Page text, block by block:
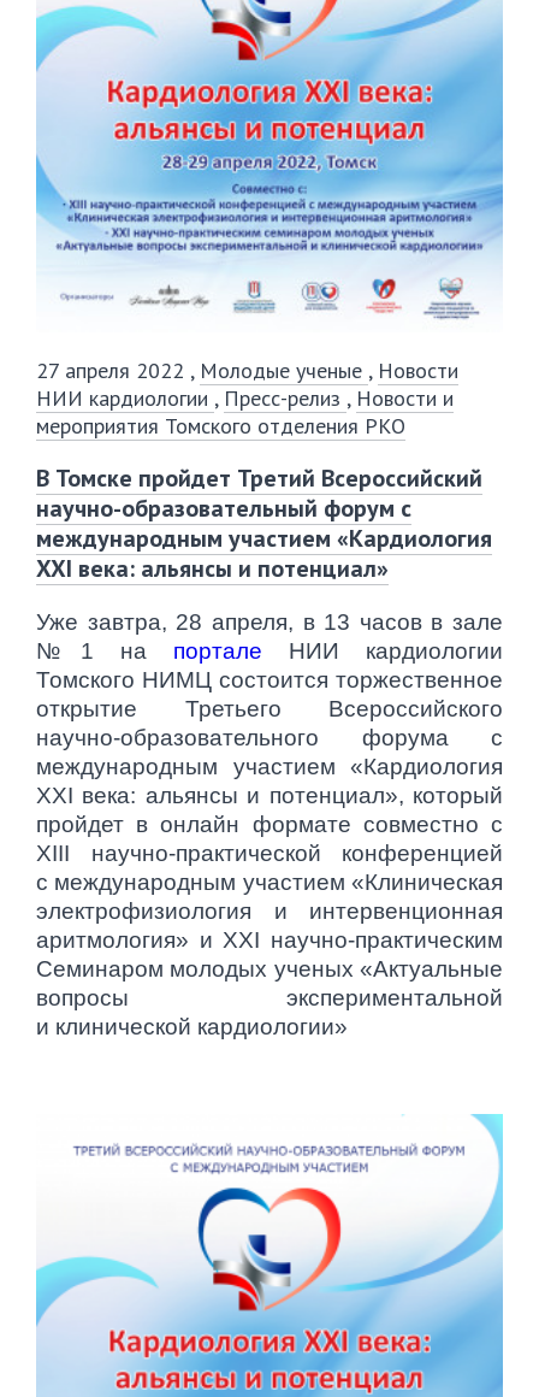
27 апреля 2022 , Молодые ученые , Новости
НИИ кардиологии , Пресс-релиз , Новости и
мероприятия Томского отделения РКО
В Томске пройдет Третий Всероссийский
научно-образовательный форум с
международным участием «Кардиология
XXI века: альянсы и потенциал»
Уже завтра, 28 апреля, в 13 часов в зале
№1 на портале НИИ кардиологии
Томского НИМЦ состоится торжественное
открытие Третьего Всероссийского
научно-образовательного форума с
международным участием «Кардиология
XXI века: альянсы и потенциал», который
пройдет в онлайн формате совместно с
XIII научно-практической конференцией
с международным участием «Клиническая
электрофизиология и интервенционная
аритмология» и XXI научно-практическим
Семинаром молодых ученых «Актуальные
вопросы экспериментальной
и клинической кардиологии»